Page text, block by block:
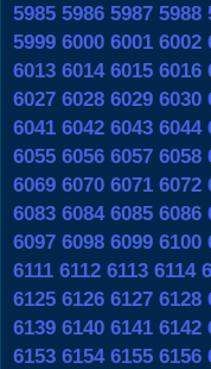
5985 5986 5987 5988
5999 6000 6001 6002
6013 6014 6015 6016
6027 6028 6029 6030
6041 6042 6043 6044
6055 6056 6057 6058
6069 6070 6071 6072
6083 6084 6085 6086
6097 6098 6099 6100
6111 6112 6113 6114
6125 6126 6127 6128
6139 6140 6141 6142
6153 6154 6155 6156